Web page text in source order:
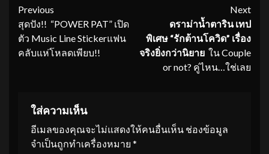
Continue
Reading
Previous
สุดปัง!! “POWER PAT” เปิด
ตัว Music Line Stickerแฟน
คลับแห่โหลดเพียบ!!
Next
ดราม่าน้ำตาริน เทป
พิเศษ “รักต้านโควิด” เรื่อง
จริงยิ่งกว่านิยาย ใน Couple
or not? คู่ไหน…ใช่เลย
ใส่ความเห็น
อีเมลของคุณจะไม่แสดงให้คนอื่นเห็น ช่องข้อมูล
จำเป็นถูกทำเครื่องหมาย *